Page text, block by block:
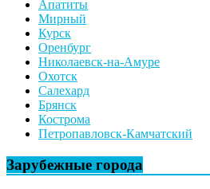
Апатиты
Мирный
Курск
Оренбург
Николаевск-на-Амуре
Охотск
Салехард
Брянск
Кострома
Петропавловск-Камчатский
Зарубежные города